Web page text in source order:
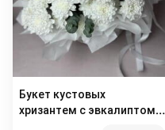
Букет кустовых
хризантем с эвкалиптом в